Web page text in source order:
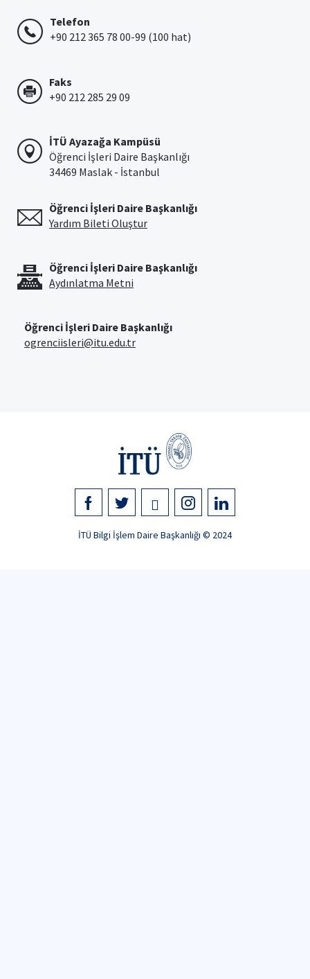
Telefon
+90 212 365 78 00-99 (100 hat)
Faks
+90 212 285 29 09
İTÜ Ayazağa Kampüsü
Öğrenci İşleri Daire Başkanlığı
34469 Maslak - İstanbul
Öğrenci İşleri Daire Başkanlığı
Yardım Bileti Oluştur
Öğrenci İşleri Daire Başkanlığı
Aydınlatma Metni
Öğrenci İşleri Daire Başkanlığı
ogrenciisleri@itu.edu.tr
İTÜ Bilgi İşlem Daire Başkanlığı © 2024